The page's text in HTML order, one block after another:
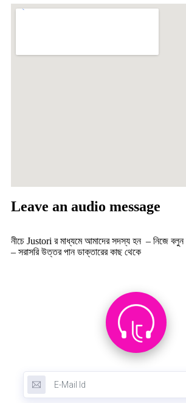
Leave an audio message
নীচে Justori র মাধ্যমে আমাদের সদস্য হন – নিজে
– সরাসরি উত্তর পান ডাক্তারের কাছ থেকে